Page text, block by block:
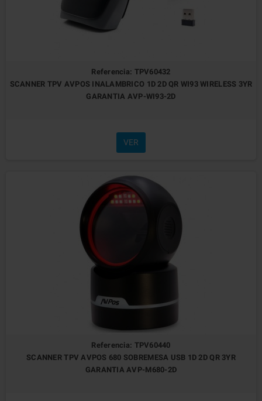
Referencia: TPV60432
SCANNER TPV AVPOS INALAMBRICO 1D 2D QR WI93 WIRELESS 3YR
GARANTIA AVP-WI93-2D
VER
Referencia: TPV60440
SCANNER TPV AVPOS 680 SOBREMESA USB 1D 2D QR 3YR
GARANTIA AVP-M680-2D